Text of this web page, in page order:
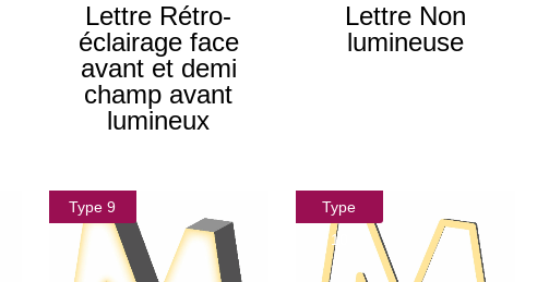
Lettre Rétro-
éclairage face
avant et demi
champ avant
lumineux
Lettre Non
lumineuse
Type 9
Type
10